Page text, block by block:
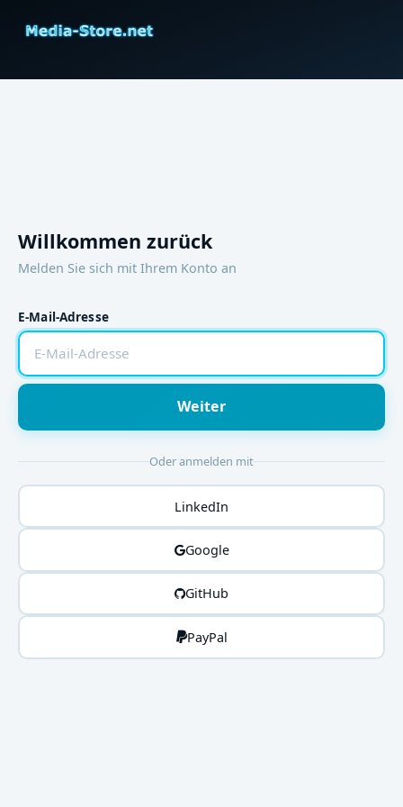
Willkommen zurück
Melden Sie sich mit Ihrem Konto an
E-Mail-Adresse
Weiter
Oder anmelden mit
LinkedIn
Google
GitHub
PayPal